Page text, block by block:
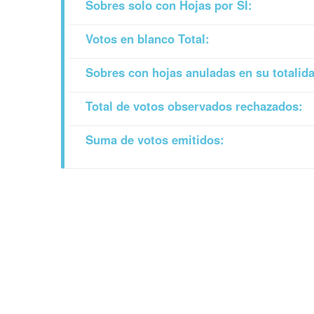
Sobres solo con Hojas por SI:
Votos en blanco Total:
Sobres con hojas anuladas en su
Total de votos observados rechazados:
Suma de votos emitidos: